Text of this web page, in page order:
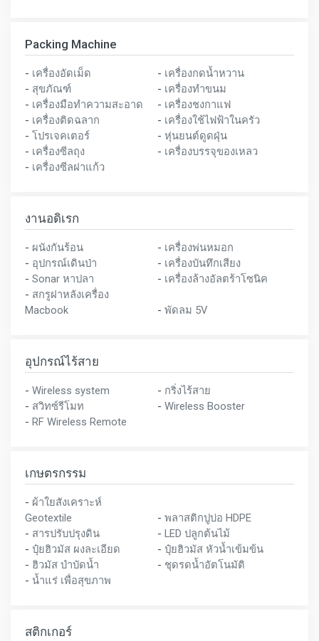
Packing Machine
- เครื่องอัดเม็ด - เครื่องกดน้ำหวาน
- สุขภัณฑ์ - เครื่องทำขนม
- เครื่องมือทำความสะอาด - เครื่องชงกาแฟ
- เครื่องติดฉลาก - เครื่องใช้ไฟฟ้าในครัว
- โปรเจคเตอร์ - หุ่นยนต์ดูดฝุ่น
- เครื่องซีลถุง - เครื่องบรรจุของเหลว
- เครื่องซีลฝาแก้ว
งานอดิเรก
- ผนังกันร้อน - เครื่องพ่นหมอก
- อุปกรณ์เดินป่า - เครื่องบันทึกเสียง
- Sonar หาปลา - เครื่องล้างอัลตร้าโซนิค
- สกรูฝาหลังเครื่อง
Macbook
- พัดลม 5V
อุปกรณ์ไร้สาย
- Wireless system - กริ่งไร้สาย
- สวิทซ์รีโมท - Wireless Booster
- RF Wireless Remote
เกษตรกรรม
- ผ้าใยสังเคราะห์
Geotextile
- พลาสติกปูบ่อ HDPE
- สารปรับปรุงดิน - LED ปลูกต้นไม้
- ปุ๋ยฮิวมัส ผงละเอียด - ปุ๋ยฮิวมัส หัวน้ำเข้มข้น
- ฮิวมัส บำบัดน้ำ - ชุดรดน้ำอัตโนมัติ
- น้ำแร่ เพื่อสุขภาพ
สติกเกอร์